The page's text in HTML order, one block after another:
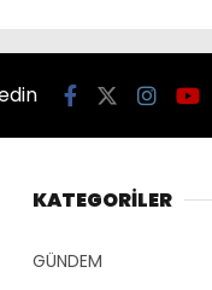
KATEGORİLER
GÜNDEM